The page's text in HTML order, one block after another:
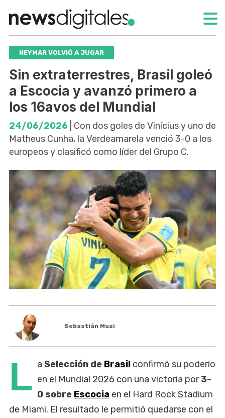
NEYMAR VOLVIÓ A JUGAR
Sin extraterrestres, Brasil goleó
a Escocia y avanzó primero a
los 16avos del Mundial
24/06/2026 | Con dos goles de Vinícius y uno de
Matheus Cunha, la Verdeamarela venció 3-0 a los
europeos y clasificó como líder del Grupo C.
Sebastián Muzi
L a Selección de Brasil confirmó su poderío
en el Mundial 2026 con una victoria por3-
0 sobre Escocia en el Hard Rock Stadium
de Miami. El resultado le permitió quedarse con el